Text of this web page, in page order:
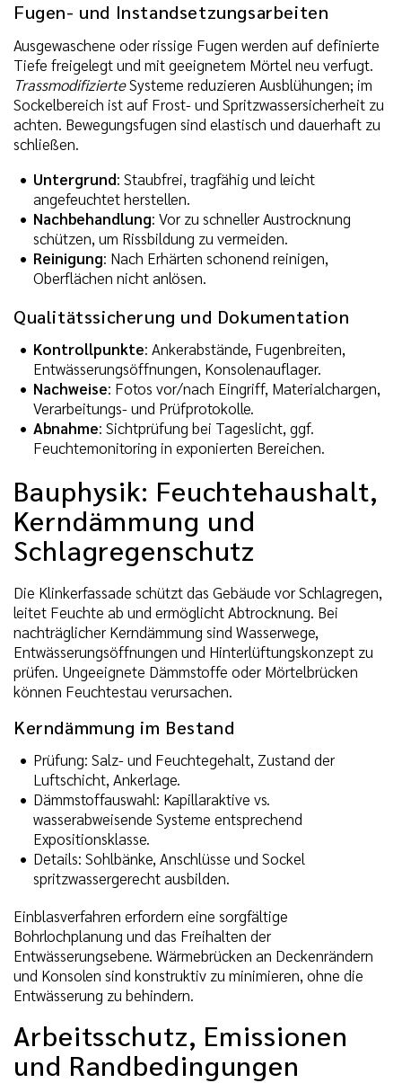
Fugen- und Instandsetzungsarbeiten
Ausgewaschene oder rissige Fugen werden auf definierte
Tiefe freigelegt und mit geeignetem Mörtel neu verfugt.
TrassmodifizierteSysteme reduzieren Ausblühungen; im
Sockelbereich ist auf Frost- und Spritzwassersicherheit zu
achten. Bewegungsfugen sind elastisch und dauerhaft zu
schließen.
Untergrund: Staubfrei, tragfähig und leicht
angefeuchtet herstellen.
Nachbehandlung: Vor zu schneller Austrocknung
schützen, um Rissbildung zu vermeiden.
Reinigung: Nach Erhärten schonend reinigen,
Oberflächen nicht anlösen.
Qualitätssicherung und Dokumentation
Kontrollpunkte: Ankerabstände, Fugenbreiten,
Entwässerungsöffnungen, Konsolenauflager.
Nachweise: Fotos vor/nach Eingriff, Materialchargen,
Verarbeitungs- und Prüfprotokolle.
Abnahme: Sichtprüfung bei Tageslicht, ggf.
Feuchtemonitoring in exponierten Bereichen.
Bauphysik: Feuchtehaushalt,
Kerndämmung und
Schlagregenschutz
Die Klinkerfassade schützt das Gebäude vor Schlagregen,
leitet Feuchte ab und ermöglicht Abtrocknung. Bei
nachträglicher Kerndämmung sind Wasserwege,
Entwässerungsöffnungen und Hinterlüftungskonzept zu
prüfen. Ungeeignete Dämmstoffe oder Mörtelbrücken
können Feuchtestau verursachen.
Kerndämmung im Bestand
Prüfung: Salz- und Feuchtegehalt, Zustand der
Luftschicht, Ankerlage.
Dämmstoffauswahl: Kapillaraktive vs.
wasserabweisende Systeme entsprechend
Expositionsklasse.
Details: Sohlbänke, Anschlüsse und Sockel
spritzwassergerecht ausbilden.
Einblasverfahren erfordern eine sorgfältige
Bohrlochplanung und das Freihalten der
Entwässerungsebene. Wärmebrücken an Deckenrändern
und Konsolen sind konstruktiv zu minimieren, ohne die
Entwässerung zu behindern.
Arbeitsschutz, Emissionen
und Randbedingungen